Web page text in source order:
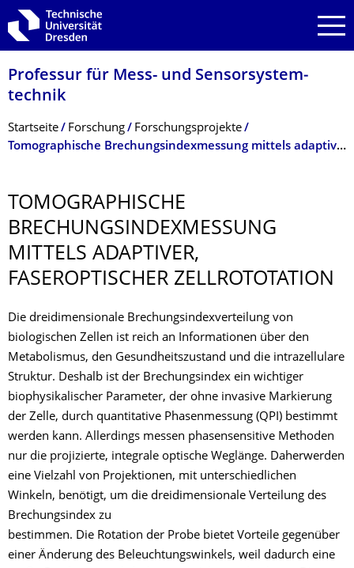
Zur Hauptnavigation springen
Zur Suche springen
Zum Inhalt springen
Professur für Mess- und Sensor­system­
technik
Breadcrumb-Menü
Startseite Forschung
Forschungsprojekte
Tomographische Brechungsindexmessung mittels adaptiver, faseroptischer Zellrototation
TOMOGRAPHISCHE
BRECHUNGSINDEX­MESSUNG
MITTELS ADAPTIVER,
FASEROPTISCHER ZELLROTOTATION
Die dreidimensionale Brechungsindexverteilung von
biologischen Zellen ist reich an Informationen über den
Metabolismus, den Gesundheitszustand und die intrazellulare
Struktur. Deshalb ist der Brechungsindex ein wichtiger
biophysikalischer Parameter, der ohne invasive Markierung
der Zelle, durch quantitative Phasenmessung (QPI) bestimmt
werden kann. Allerdings messen phasensensitive Methoden
nur die projizierte, integrale optische Weglänge. Daherwerden
eine Vielzahl von Projektionen, mit unterschiedlichen
Winkeln, benötigt, um die dreidimensionale Verteilung des
Brechungsindex zu
bestimmen. Die Rotation der Probe bietet Vorteile gegenüber
einer Änderung des Beleuchtungswinkels, weil dadurch eine